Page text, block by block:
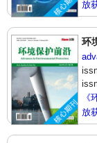
放
学
论
学
科
球
环
《
放
污